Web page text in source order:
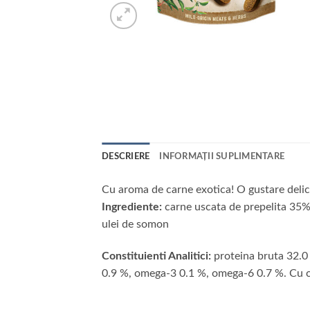
DESCRIERE INFORMAȚII SUPLIMENTARE
Cu aroma de carne exotica! O gustare
Ingrediente: carne uscata de prepelita
ulei de somon
Constituienti Analitici: proteina bruta 32.0
0.9 %, omega-3 0.1 %, omega-6 0.7 %.